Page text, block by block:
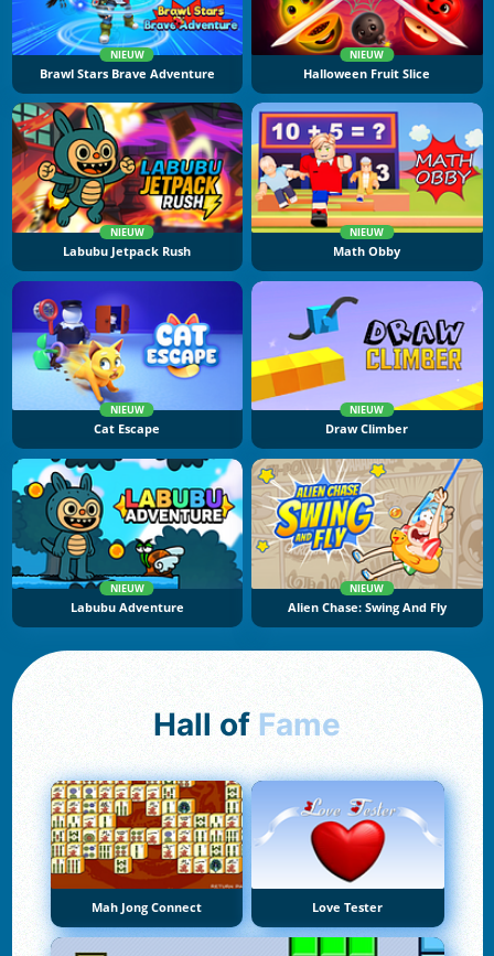
NIEUW
Brawl Stars Brave Adventure
NIEUW
Halloween Fruit Slice
NIEUW
Labubu Jetpack Rush
NIEUW
Math Obby
NIEUW
Cat Escape
NIEUW
Draw Climber
NIEUW
Labubu Adventure
NIEUW
Alien Chase: Swing And Fly
Hall of Fame
Mah Jong Connect Love Tester